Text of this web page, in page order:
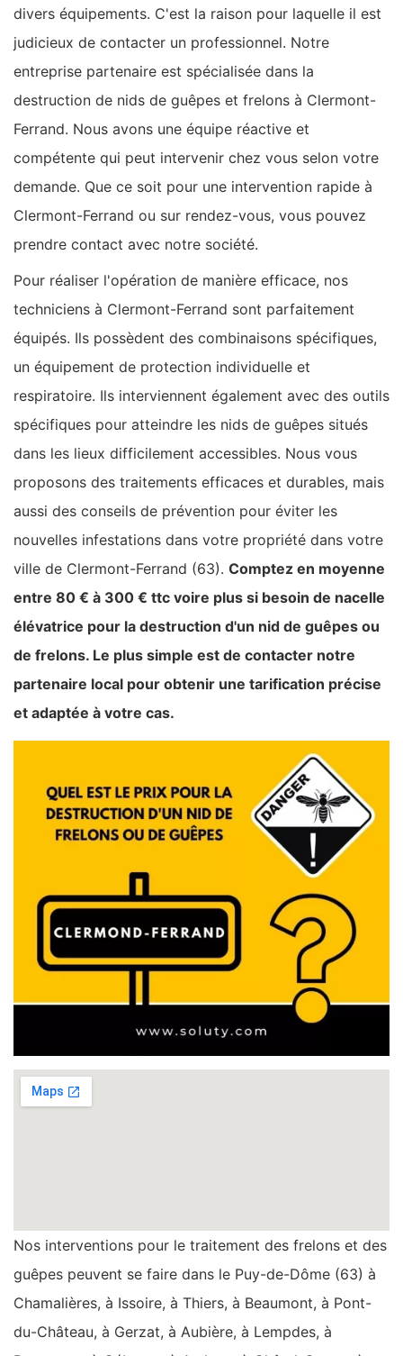
divers équipements. C'est la raison pour laquelle il est
judicieux de contacter un professionnel. Notre
entreprise partenaire est spécialisée dans la
destruction de nids de guêpes et frelons à Clermont-
Ferrand. Nous avons une équipe réactive et
compétente qui peut intervenir chez vous selon votre
demande. Que ce soit pour une intervention rapide à
Clermont-Ferrand ou sur rendez-vous, vous pouvez
prendre contact avec notre société.
Pour réaliser l'opération de manière efficace, nos
techniciens à Clermont-Ferrand sont parfaitement
équipés. Ils possèdent des combinaisons spécifiques,
un équipement de protection individuelle et
respiratoire. Ils interviennent également avec des outils
spécifiques pour atteindre les nids de guêpes situés
dans les lieux difficilement accessibles. Nous vous
proposons des traitements efficaces et durables, mais
aussi des conseils de prévention pour éviter les
nouvelles infestations dans votre propriété dans votre
ville de Clermont-Ferrand (63). Comptez en moyenne
entre 80 € à 300 € ttc voire plus si besoin de nacelle
élévatrice pour la destruction d'un nid de guêpes ou
de frelons. Le plus simple est de contacter notre
partenaire local pour obtenir une tarification précise
et adaptée à votre cas.
Nos interventions pour le traitement des frelons et des
guêpes peuvent se faire dans le Puy-de-Dôme (63) à
Chamalières, à Issoire, à Thiers, à Beaumont, à Pont-
du-Château, à Gerzat, à Aubière, à Lempdes, à